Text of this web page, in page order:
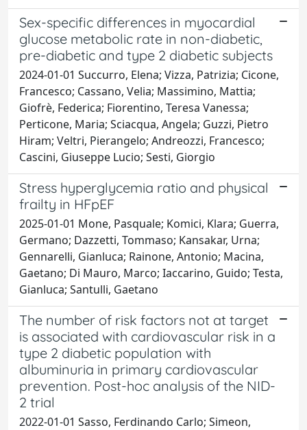
Sex-specific differences in myocardial
glucose metabolic rate in non-diabetic,
pre-diabetic and type 2 diabetic subjects
2024-01-01 Succurro, Elena; Vizza, Patrizia; Cicone,
Francesco; Cassano, Velia; Massimino, Mattia;
Giofrè, Federica; Fiorentino, Teresa Vanessa;
Perticone, Maria; Sciacqua, Angela; Guzzi, Pietro
Hiram; Veltri, Pierangelo; Andreozzi, Francesco;
Cascini, Giuseppe Lucio; Sesti, Giorgio
Stress hyperglycemia ratio and physical
frailty in HFpEF
2025-01-01 Mone, Pasquale; Komici, Klara; Guerra,
Germano; Dazzetti, Tommaso; Kansakar, Urna;
Gennarelli, Gianluca; Rainone, Antonio; Macina,
Gaetano; Di Mauro, Marco; Iaccarino, Guido; Testa,
Gianluca; Santulli, Gaetano
The number of risk factors not at target
is associated with cardiovascular risk in a
type 2 diabetic population with
albuminuria in primary cardiovascular
prevention. Post-hoc analysis of the NID-
2 trial
2022-01-01 Sasso, Ferdinando Carlo; Simeon,